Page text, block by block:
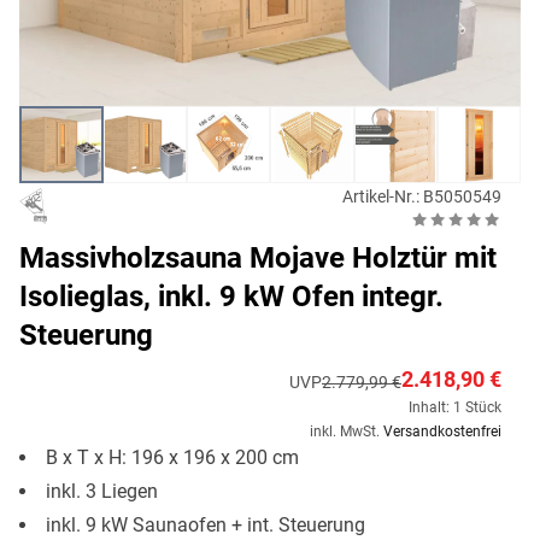
Artikel-Nr.: B5050549
Massivholzsauna Mojave Holztür mit
Isolieglas, inkl. 9 kW Ofen integr.
Steuerung
UVP2.779,99 €2.418,90 €
Inhalt: 1 Stück
inkl. MwSt. Versandkostenfrei
B x T x H: 196 x 196 x 200 cm
inkl. 3 Liegen
inkl. 9 kW Saunaofen + int. Steuerung